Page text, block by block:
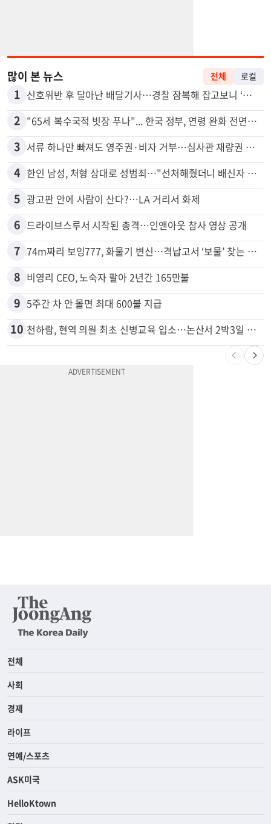
많이 본 뉴스 전체 로컬
1 신호위반 후 달아난 배달기사…경찰 잠복해 잡고보니 ‘반전’
2 "65세 복수국적 빗장 푸나"... 한국 정부, 연령 완화 전면 추진
3 서류 하나만 빠져도 영주권·비자 거부…심사관 재량권 대폭 확대
4 한인 남성, 처형 상대로 성범죄…"선처해줬더니 배신자 취급"
5 광고판 안에 사람이 산다?…LA 거리서 화제
6 드라이브스루서 시작된 총격…인앤아웃 참사 영상 공개
7 74m짜리 보잉777, 화물기 변신…격납고서 ‘보물’ 찾는 인천공항
8 비영리 CEO, 노숙자 팔아 2년간 165만불
9 5주간 차 안 몰면 최대 600불 지급
10 천하람, 현역 의원 최초 신병교육 입소…논산서 2박3일 생활
전체
사회
경제
라이프
연예/스포츠
ASK미국
HelloKtown